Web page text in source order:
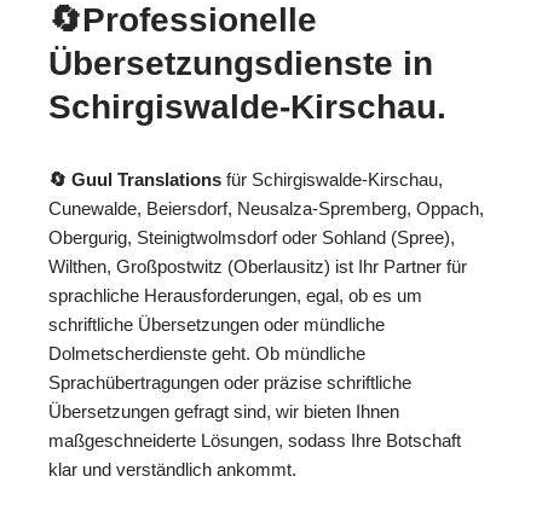
🔄Professionelle
Übersetzungsdienste in
Schirgiswalde-Kirschau.
🔄 Guul Translations für Schirgiswalde-Kirschau,
Cunewalde, Beiersdorf, Neusalza-Spremberg, Oppach,
Obergurig, Steinigtwolmsdorf oder Sohland (Spree),
Wilthen, Großpostwitz (Oberlausitz) ist Ihr Partner für
sprachliche Herausforderungen, egal, ob es um
schriftliche Übersetzungen oder mündliche
Dolmetscherdienste geht. Ob mündliche
Sprachübertragungen oder präzise schriftliche
Übersetzungen gefragt sind, wir bieten Ihnen
maßgeschneiderte Lösungen, sodass Ihre Botschaft
klar und verständlich ankommt.